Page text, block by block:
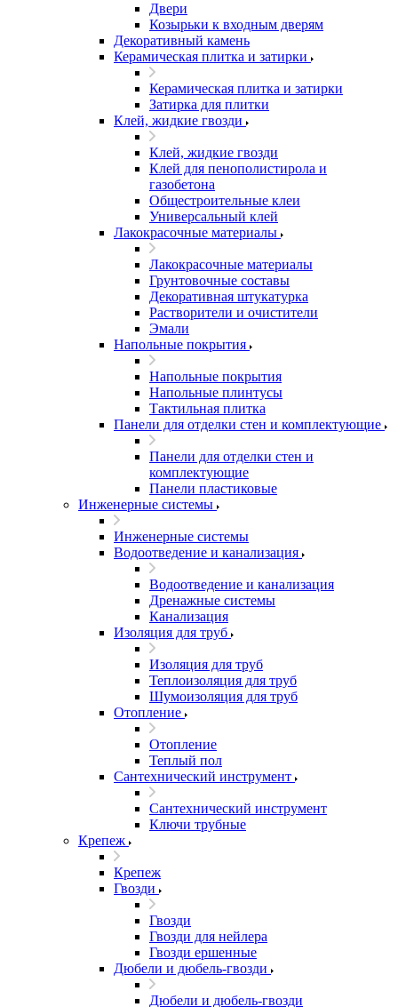
Двери
Козырьки к входным дверям
Декоративный камень
Керамическая плитка и затирки
Керамическая плитка и затирки
Затирка для плитки
Клей, жидкие гвозди
Клей, жидкие гвозди
Клей для пенополистирола и
газобетона
Общестроительные клеи
Универсальный клей
Лакокрасочные материалы
Лакокрасочные материалы
Грунтовочные составы
Декоративная штукатурка
Растворители и очистители
Эмали
Напольные покрытия
Напольные покрытия
Напольные плинтусы
Тактильная плитка
Панели для отделки стен и комплектующие
Панели для отделки стен и
комплектующие
Панели пластиковые
Инженерные системы
Инженерные системы
Водоотведение и канализация
Водоотведение и канализация
Дренажные системы
Канализация
Изоляция для труб
Изоляция для труб
Теплоизоляция для труб
Шумоизоляция для труб
Отопление
Отопление
Теплый пол
Сантехнический инструмент
Сантехнический инструмент
Ключи трубные
Крепеж
Крепеж
Гвозди
Гвозди
Гвозди для нейлера
Гвозди ершенные
Дюбели и дюбель-гвозди
Дюбели и дюбель-гвозди